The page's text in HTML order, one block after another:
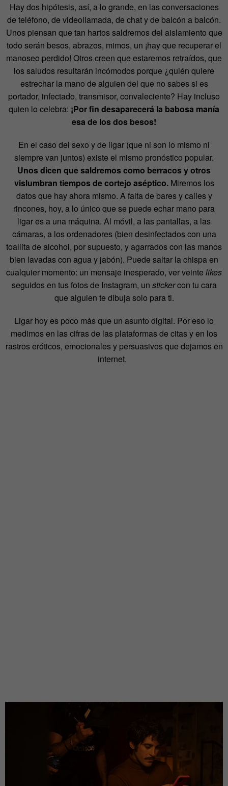
Hay dos hipótesis, así, a lo grande, en las conversaciones
de teléfono, de videollamada, de chat y de balcón a balcón.
Unos piensan que tan hartos saldremos del aislamiento que
todo serán besos, abrazos, mimos, un ¡hay que recuperar el
manoseo perdido! Otros creen que estaremos retraídos, que
los saludos resultarán incómodos porque ¿quién quiere
estrechar la mano de alguien del que no sabes si es
portador, infectado, transmisor, convaleciente? Hay incluso
quien lo celebra: ¡Por fin desaparecerá la babosa manía
esa de los dos besos!
En el caso del sexo y de ligar (que ni son lo mismo ni
siempre van juntos) existe el mismo pronóstico popular.
Unos dicen que saldremos como berracos y otros
vislumbran tiempos de cortejo aséptico.Miremos los
datos que hay ahora mismo. A falta de bares y calles y
rincones, hoy, a lo único que se puede echar mano para
ligar es a una máquina. Al móvil, a las pantallas, a las
cámaras, a los ordenadores (bien desinfectados con una
toallita de alcohol, por supuesto, y agarrados con las manos
bien lavadas con agua y jabón). Puede saltar la chispa en
cualquier momento: un mensaje inesperado, ver veinte likes
seguidos en tus fotos de Instagram, un stickercon tu cara
que alguien te dibuja solo para ti.
Ligar hoy es poco más que un asunto digital. Por eso lo
medimos en las cifras de las plataformas de citas y en los
rastros eróticos, emocionales y persuasivos que dejamos en
internet.